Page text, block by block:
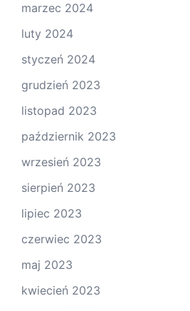
marzec 2024
luty 2024
styczeń 2024
grudzień 2023
listopad 2023
październik 2023
wrzesień 2023
sierpień 2023
lipiec 2023
czerwiec 2023
maj 2023
kwiecień 2023